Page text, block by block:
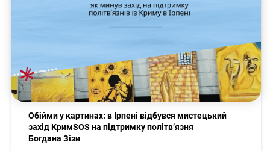
Обійми у картинах: в Ірпені відбувся мистецький
захід КримSOS на підтримку політв’язня
Богдана Зізи